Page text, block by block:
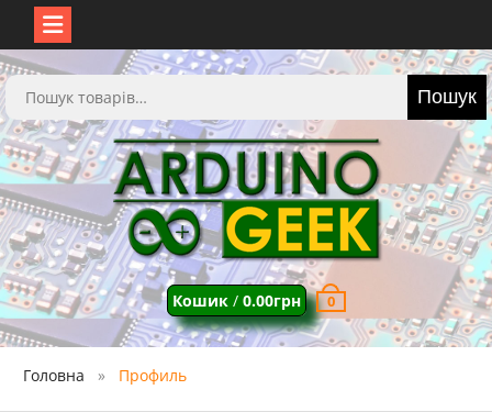
Перейти
до
вмісту
Шукати: Пошук
Кошик/ 0.00грн 0
Головна Профиль